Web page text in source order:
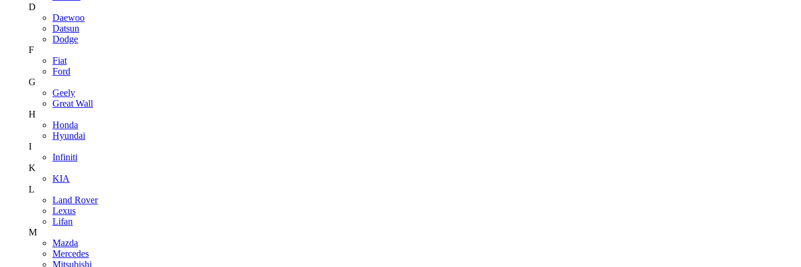
D
Daewoo
Datsun
Dodge
F
Fiat
Ford
G
Geely
Great Wall
H
Honda
Hyundai
I
Infiniti
K
KIA
L
Land Rover
Lexus
Lifan
M
Mazda
Mercedes
Mitsubishi